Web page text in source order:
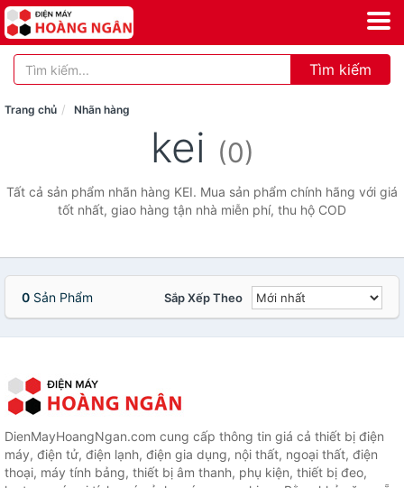
Tìm kiếm
Trang chủ Nhãn hàng
kei (0)
Tất cả sản phẩm nhãn hàng KEI. Mua sản phẩm chính hãng với giá
tốt nhất, giao hàng tận nhà miễn phí, thu hộ COD
0 Sản Phẩm Sắp Xếp Theo
DienMayHoangNgan.com cung cấp thông tin giá cả thiết bị điện
máy, điện tử, điện lạnh, điện gia dụng, nội thất, ngoại thất, điện
thoại, máy tính bảng, thiết bị âm thanh, phụ kiện, thiết bị đeo,